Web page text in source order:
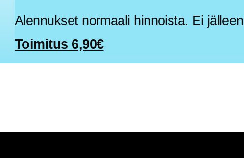
Alennukset normaali hinnoista. Ei
Toimitus 6,90€